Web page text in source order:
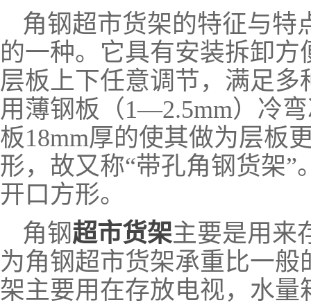
角钢超市货架的特征与特
的一种。它具有安装拆卸
层板上下任意调节，满足
用薄钢板（1—2.5mm）冷
板18mm厚的使其做为层板
形，故又称“带孔角钢货架
开口方形。
角钢超市货架主要是用来
为角钢超市货架承重比一
架主要用在存放电视，水量